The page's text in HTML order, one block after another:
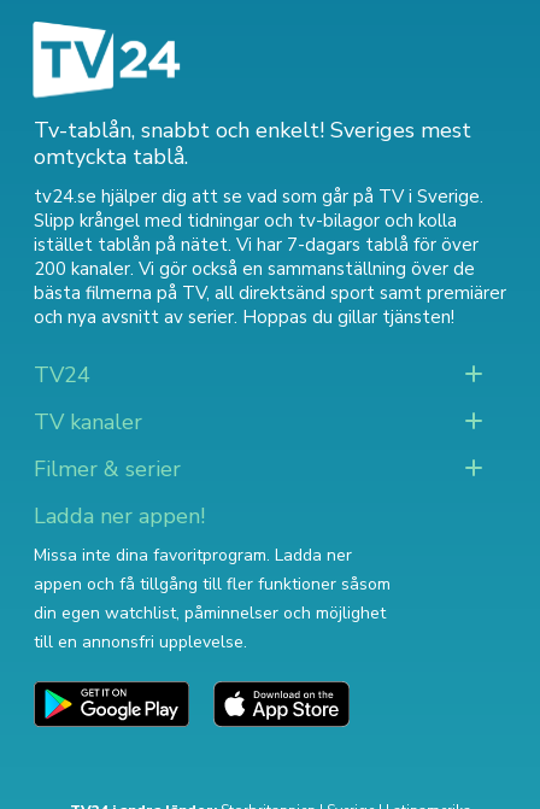
Tv-tablån, snabbt och enkelt! Sveriges mest
omtyckta tablå.
tv24.se hjälper dig att se vad som går på TV i Sverige.
Slipp krångel med tidningar och tv-bilagor och kolla
istället tablån på nätet. Vi har 7-dagars tablå för över
200 kanaler. Vi gör också en sammanställning över de
bästa filmerna på TV, all direktsänd sport samt premiärer
och nya avsnitt av serier. Hoppas du gillar tjänsten!
TV24
TV kanaler
Filmer & serier
Ladda ner appen!
Missa inte dina favoritprogram. Ladda ner
appen och få tillgång till fler funktioner såsom
din egen watchlist, påminnelser och möjlighet
till en annonsfri upplevelse.